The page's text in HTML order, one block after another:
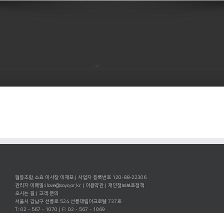
소요하기
협동조합 소요 이사장 이재포 | 사업자 등록번호 120-88-22306
관리자 이메일:ilove@soyo.or.kr | 이용약관 | 개인정보보호정책
오시는 길 | 고객 문의
서울시 강남구 선릉로 524 선릉대림아크로텔 737호
T: 02 - 567 - 1070 | F: 02 - 567 - 1069